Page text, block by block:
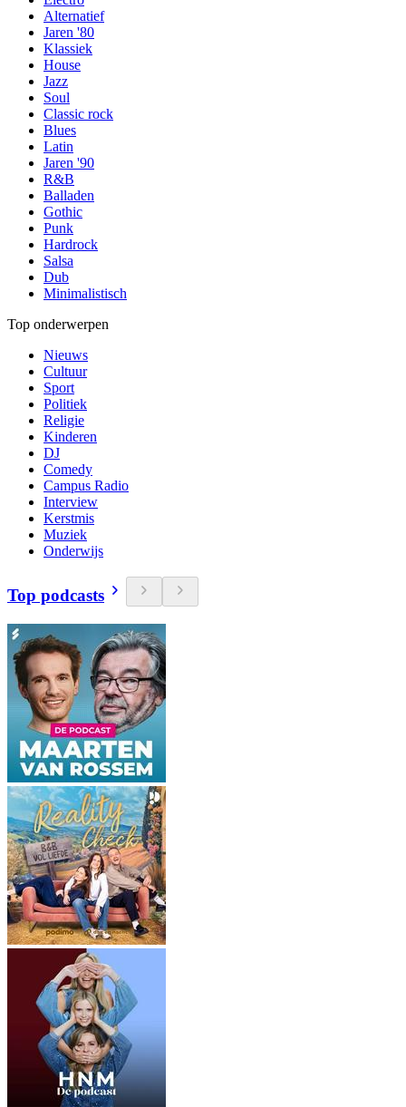
Alternatief
Jaren '80
Klassiek
House
Jazz
Soul
Classic rock
Blues
Latin
Jaren '90
R&B
Balladen
Gothic
Punk
Hardrock
Salsa
Dub
Minimalistisch
Top onderwerpen
Nieuws
Cultuur
Sport
Politiek
Religie
Kinderen
DJ
Comedy
Campus Radio
Interview
Kerstmis
Muziek
Onderwijs
Top podcasts